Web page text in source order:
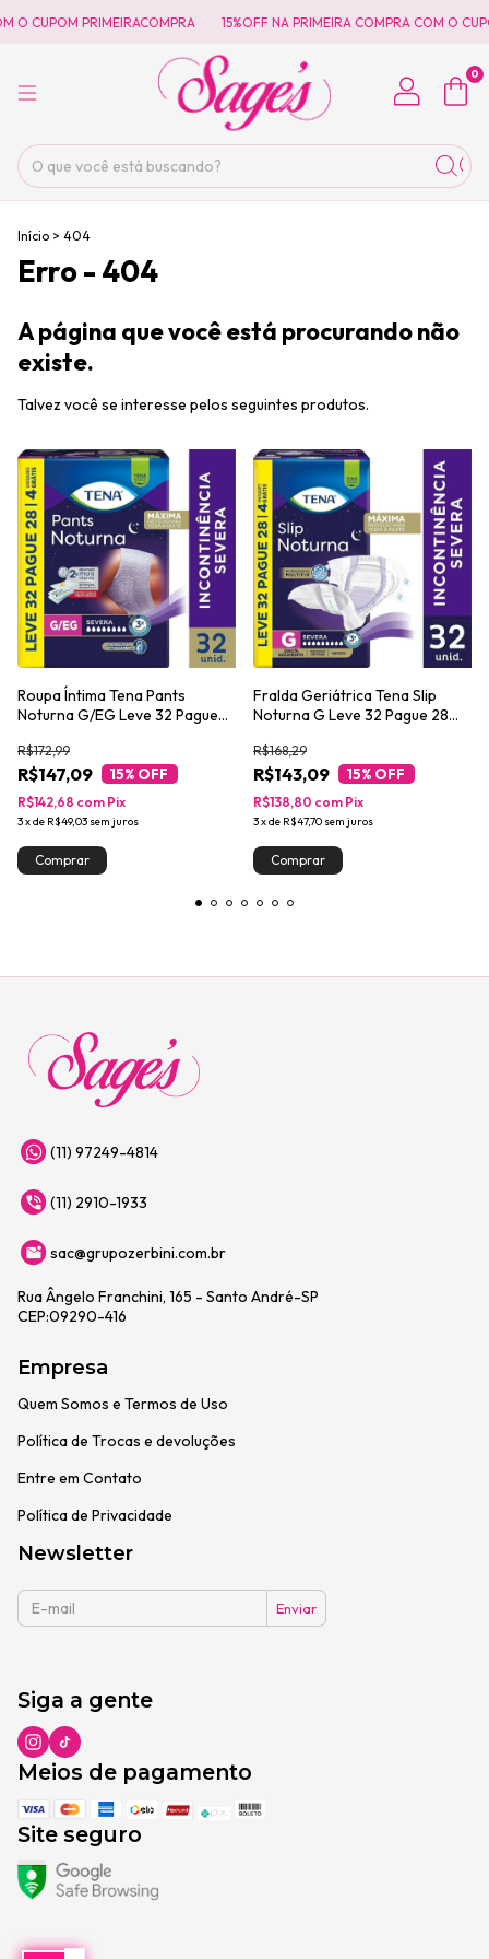
O CUPOM PRIMEIRACOMPRA 15%OFF NA PRIMEIRA COMPRA COM O
0
Início > 404
Erro - 404
A página que você está procurando não
existe.
Talvez você se interesse pelos seguintes produtos.
Roupa Íntima Tena Pants
Noturna G/EG Leve 32 Pague
R$147,09
R$172,99
15% OFF
3xde R$49,03 sem juros
R$142,68 com Pix
Fralda Geriátrica Tena Slip
Noturna G Leve 32 Pague 28
R$143,09
R$168,29
15% OFF
3xde R$47,70 sem juros
R$138,80 com Pix
(11) 97249-4814
(11) 2910-1933
sac@grupozerbini.com.br
Rua Ângelo Franchini, 165 - Santo André-SP
CEP:09290-416
Empresa
Quem Somos e Termos de Uso
Política de Trocas e devoluções
Entre em Contato
Política de Privacidade
Newsletter
Siga a gente
Meios de pagamento
Site seguro